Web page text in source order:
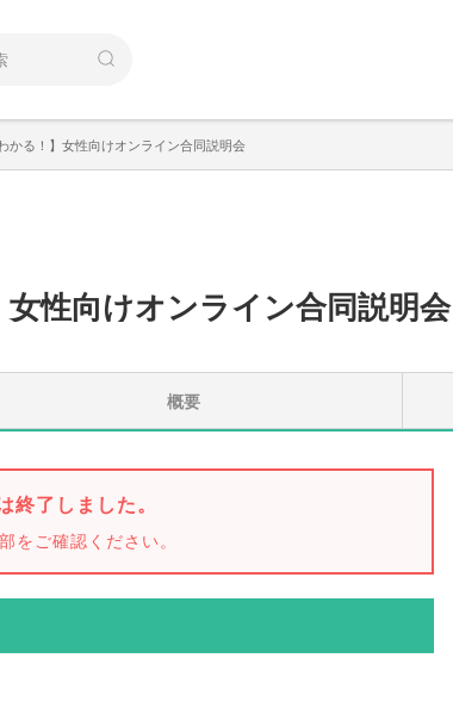
かる！】女性向けオンライン合同説明会
女性向けオンライン合同説明会
概要
終了しました。
をご確認ください。